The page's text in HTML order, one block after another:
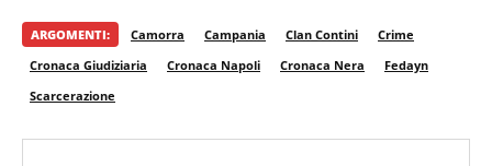
ARGOMENTI: Camorra Campania Clan Contini
Crime
Cronaca Giudiziaria
Cronaca Napoli Cronaca Nera
Fedayn
Scarcerazione